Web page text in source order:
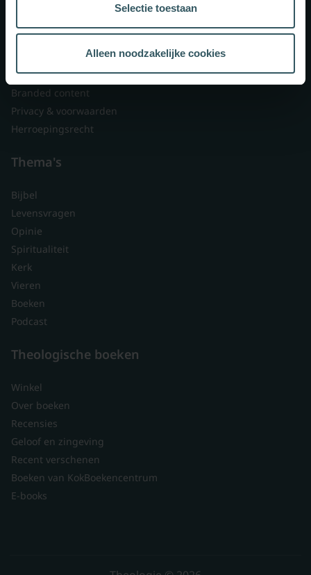
Selectie toestaan
Alleen noodzakelijke cookies
Nieuwsbrieven
Veelgestelde vragen
Contact
Branded content
Privacy & voorwaarden
Herroepingsrecht
Thema's
Bijbel
Levensvragen
Opinie
Spiritualiteit
Kerk
Vieren
Boeken
Podcast
Theologische boeken
Winkel
Over boeken
Recensies
Geloof en zingeving
Recent verschenen
Boeken van KokBoekencentrum
E-books